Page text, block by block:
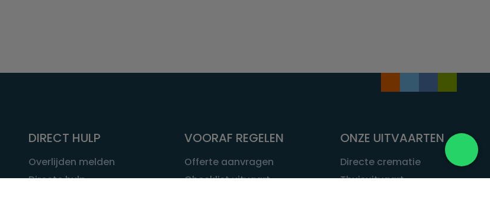
DIRECT HULP
Overlijden melden
Directe hulp
VOORAF REGELEN
Offerte aanvragen
Checklist uitvaart
ONZE UITVAARTEN
Directe crematie
Thuisuitvaart